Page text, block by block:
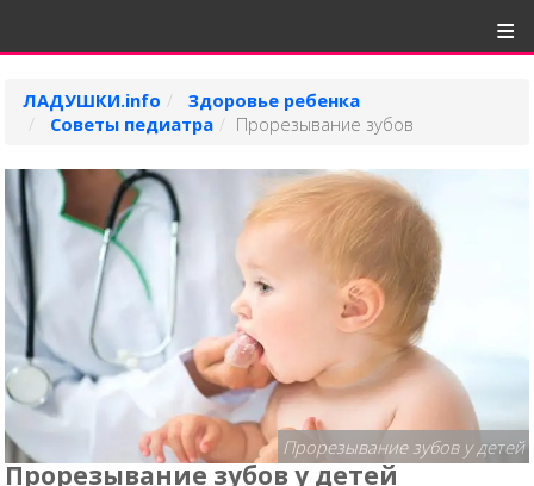
ЛАДУШКИ.info
Здоровье ребенка
Советы педиатра
Прорезывание зубов
Прорезывание зубов у детей
Прорезывание зубов у детей